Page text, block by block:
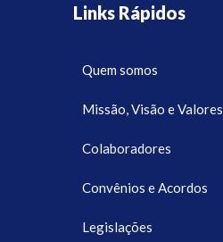
Links Rápidos
Quem somos
Missão, Visão e Valores
Colaboradores
Convênios e Acordos
Legislações